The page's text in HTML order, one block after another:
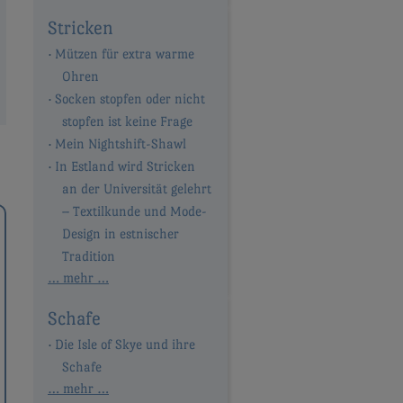
Stricken
Mützen für extra warme
Ohren
Socken stopfen oder nicht
stopfen ist keine Frage
Mein Nightshift-Shawl
In Estland wird Stricken
an der Universität gelehrt
– Textilkunde und Mode-
Design in estnischer
Tradition
… mehr …
Schafe
Die Isle of Skye und ihre
Schafe
… mehr …